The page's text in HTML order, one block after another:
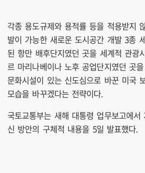
각종 용도규제와 용적률 등을 적용받지
발이 가능한 새로운 도시공간 개발 3종
된 항만 배후단지였던 곳을 세계적 관광
르 마리나베이나 노후 공업단지였던 곳
문화시설이 있는 신도심으로 바꾼 미국
모습을 바꾸겠다는 전략이다.
국토교통부는 새해 대통령 업무보고에서
신 방안의 구체적 내용을 5일 발표했다.